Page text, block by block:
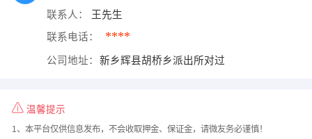
联系人： 王先生
联系电话： ****
公司地址： 新乡辉县胡桥乡派出所对过
温馨提示
1、本平台仅供信息发布，不会收取押金、保证金，请微友务必谨慎！